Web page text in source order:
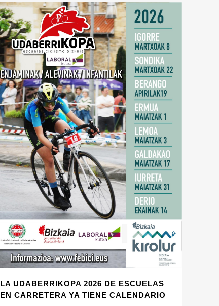
LA UDABERRIKOPA 2026 DE ESCUELAS
EN CARRETERA YA TIENE CALENDARIO